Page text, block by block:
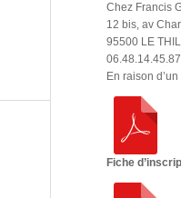
Chez Francis
12 bis, av
95500 LE
06.48.14.45.87
En raison
Fiche